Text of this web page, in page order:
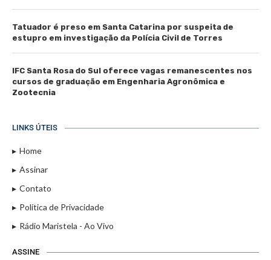
Tatuador é preso em Santa Catarina por suspeita de
estupro em investigação da Polícia Civil de Torres
IFC Santa Rosa do Sul oferece vagas remanescentes nos
cursos de graduação em Engenharia Agronômica e
Zootecnia
LINKS ÚTEIS
Home
Assinar
Contato
Política de Privacidade
Rádio Maristela - Ao Vivo
ASSINE